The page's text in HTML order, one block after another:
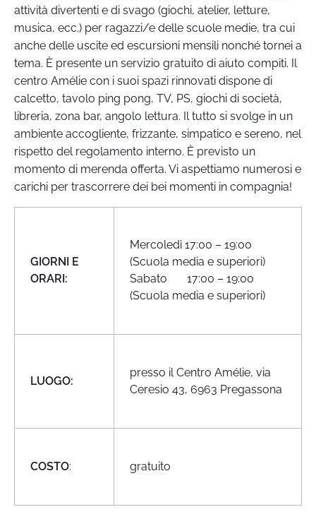
attività divertenti e di svago (giochi, atelier, letture,
musica, ecc.) per ragazzi/e delle scuole medie, tra cui
anche delle uscite ed escursioni mensili nonché tornei a
tema. È presente un servizio gratuito di aiuto compiti. Il
centro Amélie con i suoi spazi rinnovati dispone di
calcetto, tavolo ping pong, TV, PS, giochi di società,
libreria, zona bar, angolo lettura. Il tutto si svolge in un
ambiente accogliente, frizzante, simpatico e sereno, nel
rispetto del regolamento interno. È previsto un
momento di merenda offerta. Vi aspettiamo numerosi e
carichi per trascorrere dei bei momenti in compagnia!
GIORNI E
ORARI:
Mercoledì 17:00 – 19:00
(Scuola media e superiori)
Sabato 17:00 – 19:00
(Scuola media e superiori)
LUOGO:
presso il Centro Amélie, via
Ceresio 43, 6963 Pregassona
COSTO: gratuito